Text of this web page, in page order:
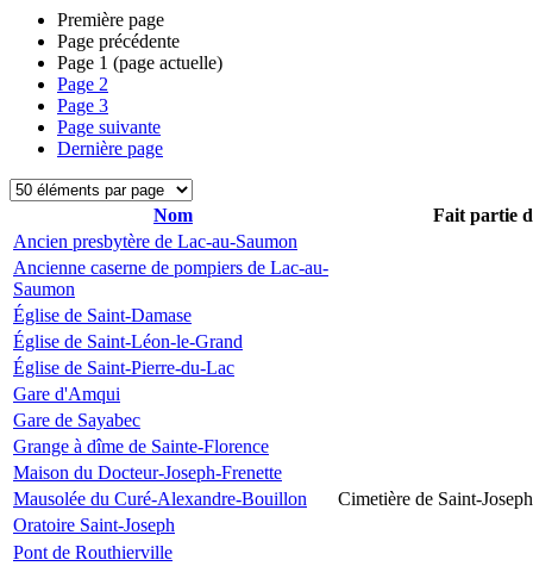
Première page
Page précédente
Page 1 (page actuelle)
Page 2
Page 3
Page suivante
Dernière page
Nom
Fait partie
Ancien presbytère de Lac-au-Saumon
Ancienne caserne de pompiers de Lac-au-
Saumon
Église de Saint-Damase
Église de Saint-Léon-le-Grand
Église de Saint-Pierre-du-Lac
Gare d'Amqui
Gare de Sayabec
Grange à dîme de Sainte-Florence
Maison du Docteur-Joseph-Frenette
Mausolée du Curé-Alexandre-Bouillon
Cimetière de Saint-Joseph
Oratoire Saint-Joseph
Pont de Routhierville